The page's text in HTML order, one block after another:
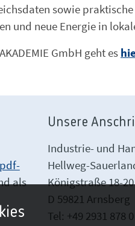
sowie
und neue Energie in
GmbH geht es
pdf-
als
Unsere
Industrie- und
Hellweg-
Königstraße 18-20
D 59821 Arnsberg
Tel: +49 2931 878 0